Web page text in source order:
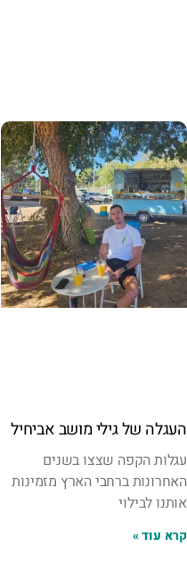
העגלה של גילי מושב אביחיל
עגלות הקפה שצצו בשנים
האחרונות ברחבי הארץ מזמינות
אותנו לבילוי
קרא עוד »